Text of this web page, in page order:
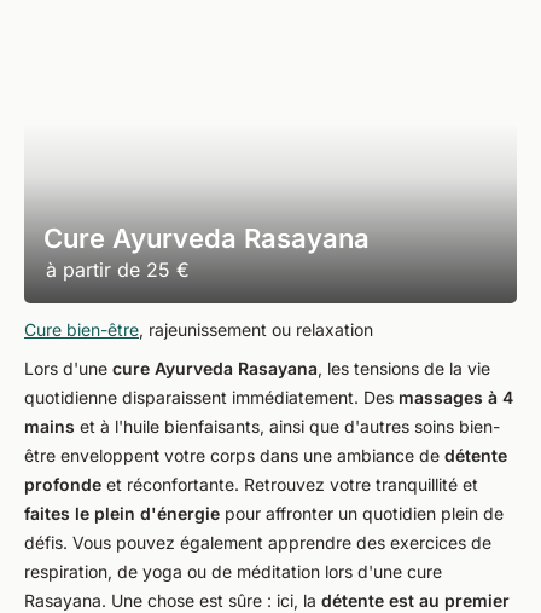
Cure Ayurveda Rasayana
à partir de 25 €
Cure bien-être, rajeunissement ou relaxation
Lors d'une cure Ayurveda Rasayana, les tensions de la vie
quotidienne disparaissent immédiatement. Des massages à 4
mains et à l'huile bienfaisants, ainsi que d'autres soins bien-
être enveloppent votre corps dans une ambiance de détente
profonde et réconfortante. Retrouvez votre tranquillité et
faites le plein d'énergie pour affronter un quotidien plein de
défis. Vous pouvez également apprendre des exercices de
respiration, de yoga ou de méditation lors d'une cure
Rasayana. Une chose est sûre : ici, la détente est au premier